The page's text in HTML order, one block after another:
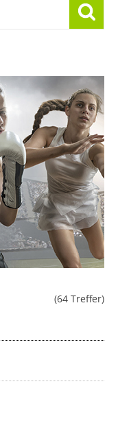
(64 Treffer)